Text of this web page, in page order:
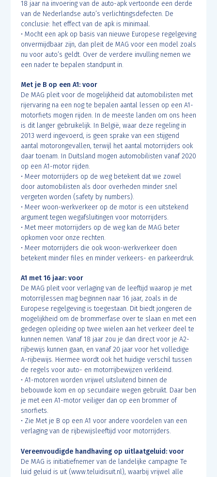
18 jaar na invoering van de auto-apk vertoonde een derde
van de Nederlandse auto’s verlichtingsdefecten. De
conclusie: het effect van de apk is minimaal.
• Mocht een apk op basis van nieuwe Europese regelgeving
onvermijdbaar zijn, dan pleit de MAG voor een model zoals
nu voor auto’s geldt. Over de verdere invulling nemen we
een nader te bepalen standpunt in.
Met je B op een A1: voor
De MAG pleit voor de mogelijkheid dat automobilisten met
rijervaring na een nog te bepalen aantal lessen op een A1-
motorfiets mogen rijden. In de meeste landen om ons heen
is dit langer gebruikelijk. In België, waar deze regeling in
2013 werd ingevoerd, is geen sprake van een stijgend
aantal motorongevallen, terwijl het aantal motorrijders ook
daar toenam. In Duitsland mogen automobilisten vanaf 2020
op een A1-motor rijden.
• Meer motorrijders op de weg betekent dat we zowel
door automobilisten als door overheden minder snel
vergeten worden (safety by numbers).
• Meer woon-werkverkeer op de motor is een uitstekend
argument tegen wegafsluitingen voor motorrijders.
• Met meer motorrijders op de weg kan de MAG beter
opkomen voor onze rechten.
• Meer motorrijders die ook woon-werkverkeer doen
betekent minder files en minder verkeers- en parkeerdruk.
A1 met 16 jaar: voor
De MAG pleit voor verlaging van de leeftijd waarop je met
motorrijlessen mag beginnen naar 16 jaar, zoals in de
Europese regelgeving is toegestaan. Dit biedt jongeren de
mogelijkheid om de brommerfase over te slaan en met een
gedegen opleiding op twee wielen aan het verkeer deel te
kunnen nemen. Vanaf 18 jaar zou je dan direct voor je A2-
rijbewijs kunnen gaan, en vanaf 20 jaar voor het volledige
A-rijbewijs. Hiermee wordt ook het huidige verschil tussen
de regels voor auto- en motorrijbewijzen verkleind.
• A1-motoren worden vrijwel uitsluitend binnen de
bebouwde kom en op secundaire wegen gebruikt. Daar ben
je met een A1-motor veiliger dan op een brommer of
snorfiets.
• Zie Met je B op een A1 voor andere voordelen van een
verlaging van de rijbewijsleeftijd voor motorrijders.
Vereenvoudigde handhaving op uitlaatgeluid: voor
De MAG is initiatiefnemer van de landelijke campagne Te
luid geluid is uit (www.teluidisuit.nl), waarbij vrijwel alle